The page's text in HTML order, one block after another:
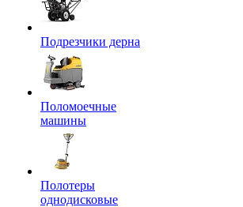
Подрезчики дерна
Поломоечные
машины
Полотеры
однодисковые